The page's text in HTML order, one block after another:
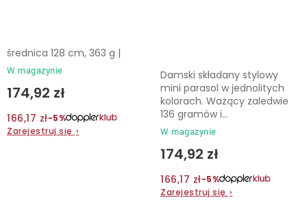
W magazynie
174,92 zł
166,17 zł−5%
Zarejestruj się ›
średnica 128 cm, 363 g |
W magazynie
174,92 zł
166,17 zł−5%
Zarejestruj się ›
Damski składany stylowy
mini parasol w jednolitych
kolorach. Ważący zaledwie
136 gramów i...